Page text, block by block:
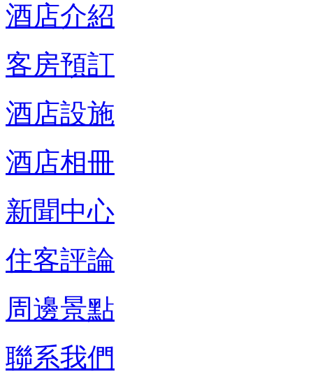
酒店介紹
客房預訂
酒店設施
酒店相冊
新聞中心
住客評論
周邊景點
聯系我們